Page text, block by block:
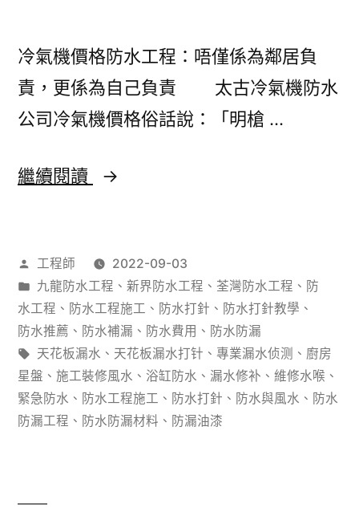
施
工
方
冷氣機價格防水工程：唔僅係為鄰居負
責，更係為自己負責 太古冷氣機防水
公司冷氣機價格俗話說：「明槍 …
繼續閱讀
冷
價
格
防
水
工
程：
作
者：
工程師
2022-09-03
分
類：
九龍防水工程 、 新界防水工程 、 荃灣防水工程 、 防
水工程 、 防水工程施工 、 防水打針 、 防水打針教學 、
防水推薦 、 防水補漏 、 防水費用 、 防水防漏
標
籤:
天花板漏水 、 天花板漏水打针 、 專業漏水侦测 、 廚房
星盤 、 施工裝修風水 、 浴缸防水 、 漏水修补 、 維修水喉 、
緊急防水 、 防水工程施工 、 防水打針 、 防水與風水 、 防水
防漏工程 、 防水防漏材料 、 防漏油漆